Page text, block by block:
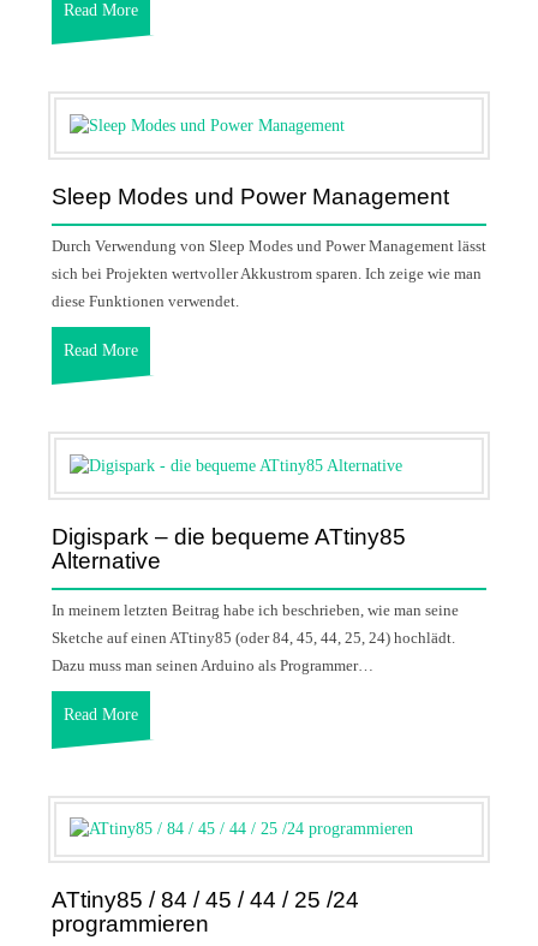
Read More
Sleep Modes und Power Management
Durch Verwendung von Sleep Modes und Power Management lässt
sich bei Projekten wertvoller Akkustrom sparen. Ich zeige wie man
diese Funktionen verwendet.
Read More
Digispark – die bequeme ATtiny85
Alternative
In meinem letzten Beitrag habe ich beschrieben, wie man seine
Sketche auf einen ATtiny85 (oder 84, 45, 44, 25, 24) hochlädt.
Dazu muss man seinen Arduino als Programmer…
Read More
ATtiny85 / 84 / 45 / 44 / 25 /24
programmieren